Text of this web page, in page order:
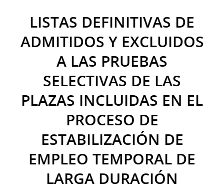
LISTAS DEFINITIVAS DE
ADMITIDOS Y EXCLUIDOS
A LAS PRUEBAS
SELECTIVAS DE LAS
PLAZAS INCLUIDAS EN EL
PROCESO DE
ESTABILIZACIÓN DE
EMPLEO TEMPORAL DE
LARGA DURACIÓN